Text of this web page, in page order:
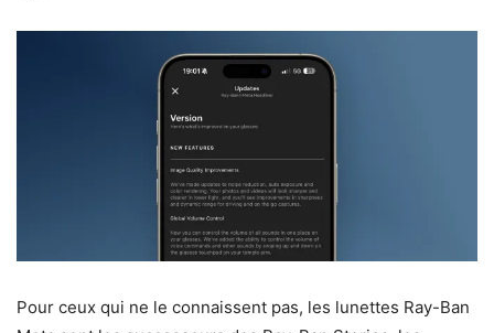
Pour ceux qui ne le connaissent pas, les lunettes Ray-Ban